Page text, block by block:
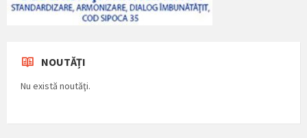
NOUTĂȚI
Nu există noutăţi.